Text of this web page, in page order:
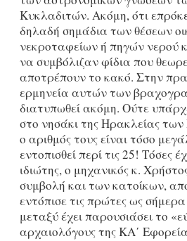
Κυκλαδιτών. Ακόμη, ότι
δηλαδή σημάδια των θέσεων
νεκροταφείων ή πηγών νερού
να συμβόλιζαν φίδια που
αποτρέπουν το κακό. Στην
ερμηνεία αυτών των
διατυπωθεί ακόμη. Ούτε
στο νησάκι της Ηρακλείας
ο αριθμός τους είναι τόσο
εντοπισθεί περί τις 25! Τόσες
ιδιώτης, ο μηχανικός κ.
συμβολή και των κατοίκων,
εντόπισε τις πρώτες ως
μεταξύ έχει παρουσιάσει το
αρχαιολόγους της ΚΑ΄